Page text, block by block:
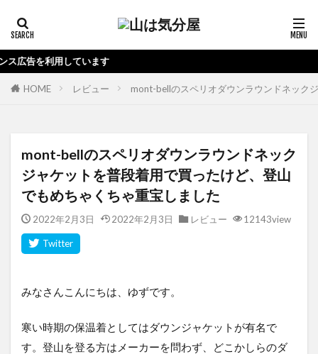
HOME レビュー mont-bellのスペリオダウンラウンドネック
mont-bellのスペリオダウンラウンドネック
ジャケットを普段着用で買ったけど、登山
でもめちゃくちゃ重宝しました
2022年2月3日 2022年2月3日 レビュー 12143view
みなさんこんにちは、ゆずです。
寒い時期の保温着としてはダウンジャケットが有名で
す。登山を登る方はメーカーを問わず、どこかしらのダ